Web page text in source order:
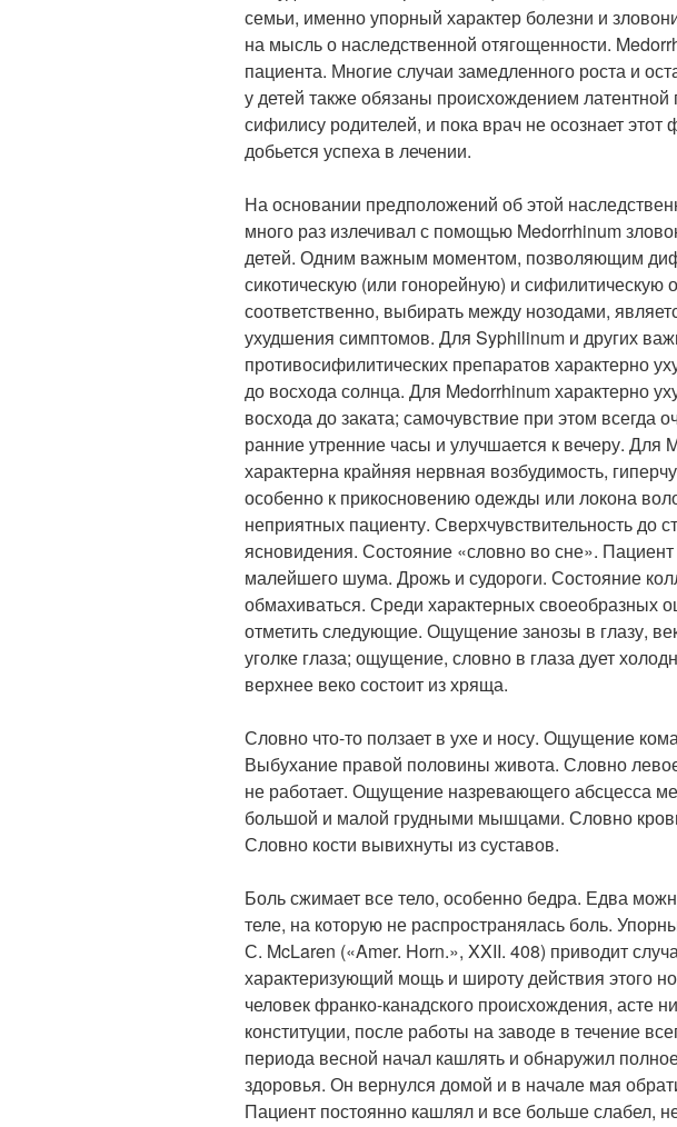
семьи, именно упорный характер болезни и
на мысль о наследственной отягощенности.
пациента. Многие случаи замедленного роста и
у детей также обязаны происхождением латентной
сифилису родителей, и пока врач не осознает этот
добьется успеха в лечении.
На основании предположений об этой
много раз излечивал с помощью Medorrhinum
детей. Одним важным моментом, позволяющим
сикотическую (или гонорейную) и сифилитическую
соответственно, выбирать между нозодами,
ухудшения симптомов. Для Syphilinum и других
противосифилитических препаратов характерно
до восхода солнца. Для Medorrhinum характерно
восхода до заката; самочувствие при этом всегда
ранние утренние часы и улучшается к вечеру. Для
характерна крайняя нервная возбудимость,
особенно к прикосновению одежды или локона
неприятных пациенту. Сверхчувствительность до
ясновидения. Состояние «словно во сне». Пациент
малейшего шума. Дрожь и судороги. Состояние
обмахиваться. Среди характерных своеобразных
отметить следующие. Ощущение занозы в глазу,
уголке глаза; ощущение, словно в глаза дует
верхнее веко состоит из хряща.
Словно что-то ползает в ухе и носу. Ощущение
Выбухание правой половины живота. Словно
не работает. Ощущение назревающего абсцесса
большой и малой грудными мышцами. Словно
Словно кости вывихнуты из суставов.
Боль сжимает все тело, особенно бедра. Едва
теле, на которую не распространялась боль.
С. McLaren («Amer. Horn.», XXII. 408) приводит
характеризующий мощь и широту действия этого
человек франко-канадского происхождения, асте
конституции, после работы на заводе в течение
периода весной начал кашлять и обнаружил
здоровья. Он вернулся домой и в начале мая
Пациент постоянно кашлял и все больше слабел,